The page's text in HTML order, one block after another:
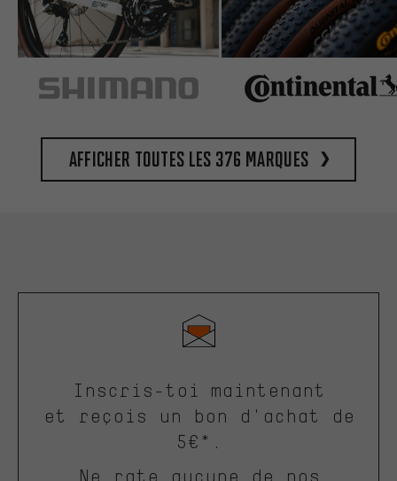
Afficher toutes les 376 marques
Inscris-toi maintenant
et reçois un bon d'achat de
5€*.
Ne rate aucune de nos